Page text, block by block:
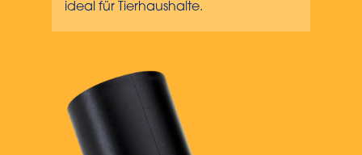
ideal für Tierhaushalte.